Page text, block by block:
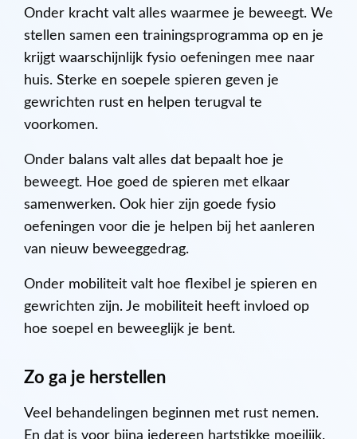
Onder kracht valt alles waarmee je beweegt. We
stellen samen een trainingsprogramma op en je
krijgt waarschijnlijk fysio oefeningen mee naar
huis. Sterke en soepele spieren geven je
gewrichten rust en helpen terugval te
voorkomen.
Onder balans valt alles dat bepaalt hoe je
beweegt. Hoe goed de spieren met elkaar
samenwerken. Ook hier zijn goede fysio
oefeningen voor die je helpen bij het aanleren
van nieuw beweeggedrag.
Onder mobiliteit valt hoe flexibel je spieren en
gewrichten zijn. Je mobiliteit heeft invloed op
hoe soepel en beweeglijk je bent.
Zo ga je herstellen
Veel behandelingen beginnen met rust nemen.
En dat is voor bijna iedereen hartstikke moeilijk.